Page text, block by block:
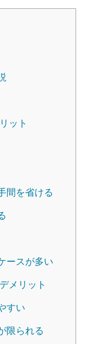
ット
間を省ける
ースが多い
メリット
すい
限られる